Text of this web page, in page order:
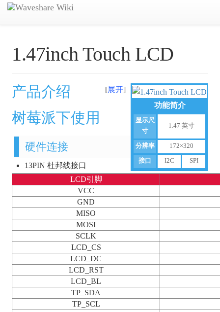
1.47inch Touch LCD
功能简介
显示尺
寸
1.47 英寸
分辨率 172×320
接口 I2C SPI
展开
产品介绍
树莓派下使用
硬件连接
13PIN 杜邦线接口
LCD引脚
VCC
GND
MISO
MOSI
SCLK
LCD_CS
LCD_DC
LCD_RST
LCD_BL
TP_SDA
TP_SCL